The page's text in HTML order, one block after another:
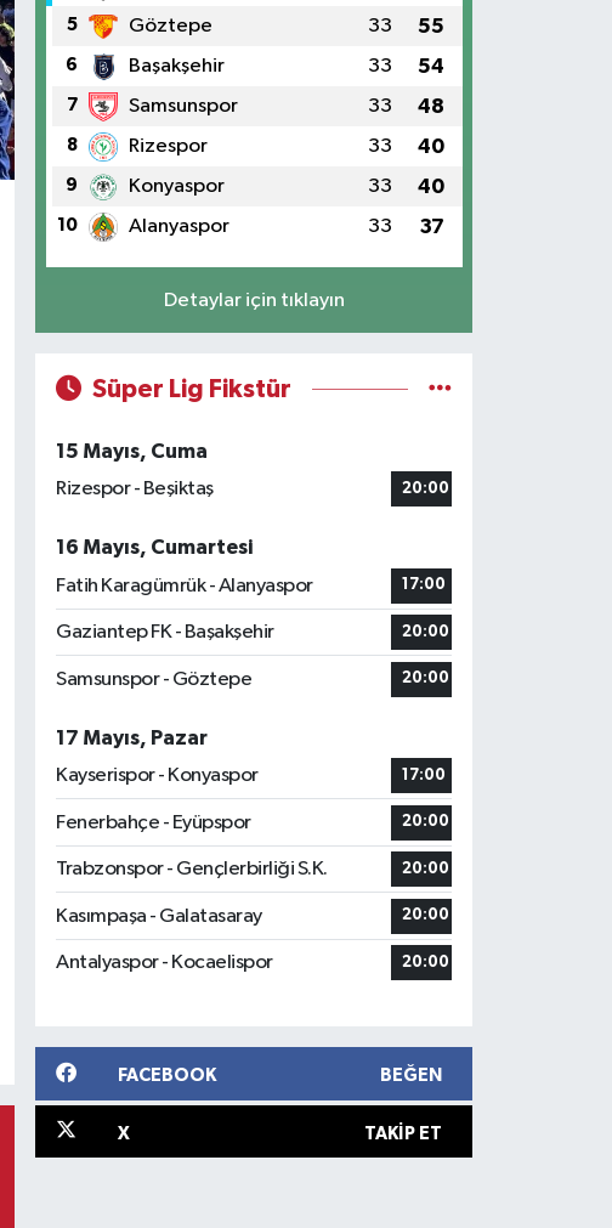
5 Göztepe 33 55
6 Başakşehir 33 54
7 Samsunspor 33 48
8 Rizespor 33 40
9 Konyaspor 33 40
10 Alanyaspor 33 37
Detaylar için tıklayın
Süper Lig Fikstür
15 Mayıs, Cuma
Rizespor - Beşiktaş
20:00
16 Mayıs, Cumartesi
Fatih Karagümrük - Alanyaspor
17:00
Gaziantep FK - Başakşehir 20:00
Samsunspor - Göztepe 20:00
17 Mayıs, Pazar
Kayserispor - Konyaspor
17:00
Fenerbahçe - Eyüpspor 20:00
Trabzonspor - Gençlerbirliği S.K. 20:00
Kasımpaşa - Galatasaray 20:00
Antalyaspor - Kocaelispor 20:00
FACEBOOK BEĞEN
X TAKIP ET